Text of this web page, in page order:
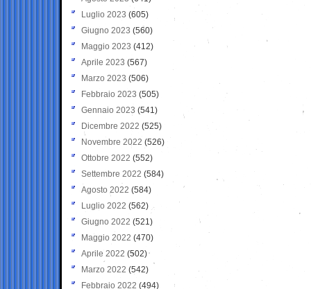
Luglio 2023 (605)
Giugno 2023 (560)
Maggio 2023 (412)
Aprile 2023 (567)
Marzo 2023 (506)
Febbraio 2023 (505)
Gennaio 2023 (541)
Dicembre 2022 (525)
Novembre 2022 (526)
Ottobre 2022 (552)
Settembre 2022 (584)
Agosto 2022 (584)
Luglio 2022 (562)
Giugno 2022 (521)
Maggio 2022 (470)
Aprile 2022 (502)
Marzo 2022 (542)
Febbraio 2022 (494)